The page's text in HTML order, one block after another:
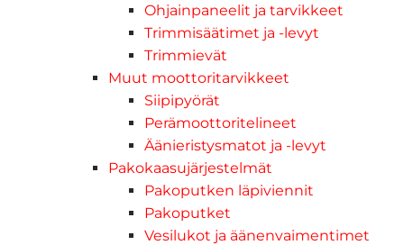
Ohjainpaneelit ja tarvikkeet
Trimmisäätimet ja -levyt
Trimmievät
Muut moottoritarvikkeet
Siipipyörät
Perämoottoritelineet
Äänieristysmatot ja -levyt
Pakokaasujärjestelmät
Pakoputken läpiviennit
Pakoputket
Vesilukot ja äänenvaimentimet